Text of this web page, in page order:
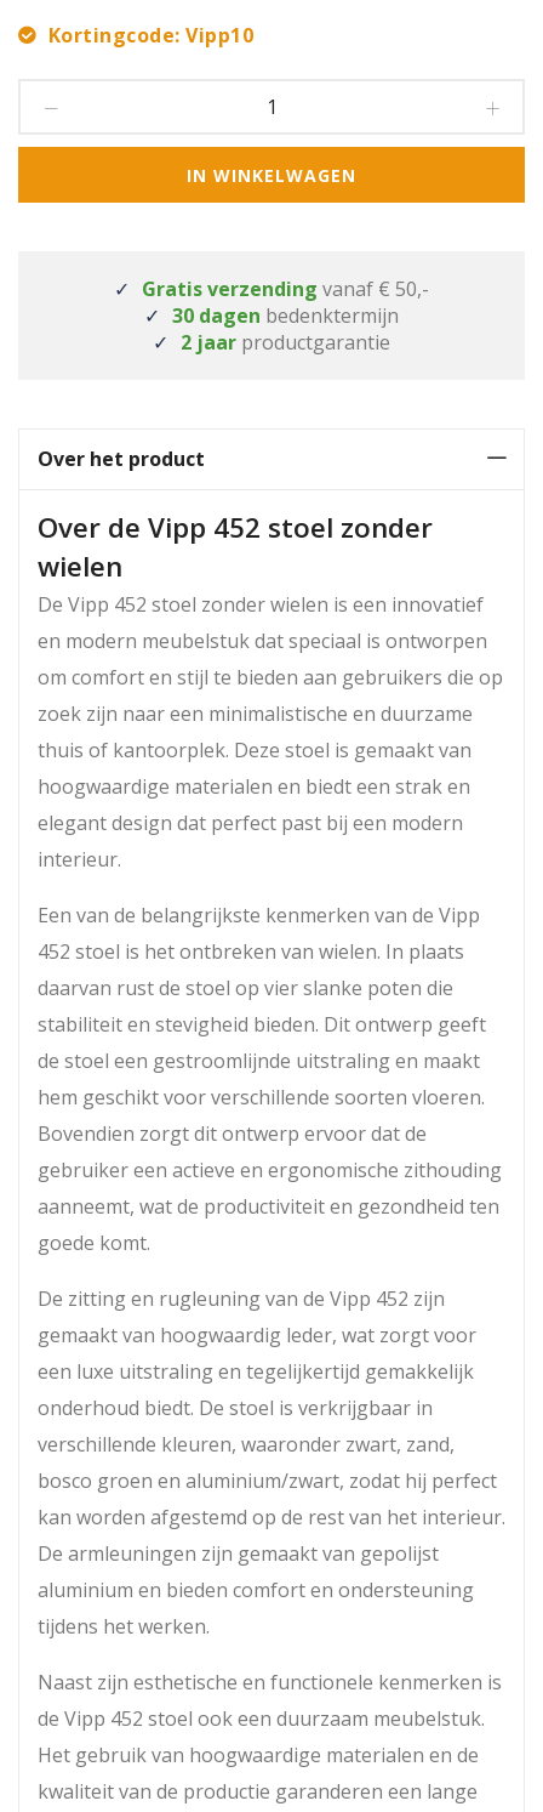
Kortingcode: Vipp10
IN WINKELWAGEN
Gratis verzending vanaf € 50,-
30 dagen bedenktermijn
2 jaar productgarantie
Over het product
Over de Vipp 452 stoel zonder
wielen
De Vipp 452 stoel zonder wielen is een innovatief
en modern meubelstuk dat speciaal is ontworpen
om comfort en stijl te bieden aan gebruikers die op
zoek zijn naar een minimalistische en duurzame
thuis of kantoorplek. Deze stoel is gemaakt van
hoogwaardige materialen en biedt een strak en
elegant design dat perfect past bij een modern
interieur.
Een van de belangrijkste kenmerken van de Vipp
452 stoel is het ontbreken van wielen. In plaats
daarvan rust de stoel op vier slanke poten die
stabiliteit en stevigheid bieden. Dit ontwerp geeft
de stoel een gestroomlijnde uitstraling en maakt
hem geschikt voor verschillende soorten vloeren.
Bovendien zorgt dit ontwerp ervoor dat de
gebruiker een actieve en ergonomische zithouding
aanneemt, wat de productiviteit en gezondheid ten
goede komt.
De zitting en rugleuning van de Vipp 452 zijn
gemaakt van hoogwaardig leder, wat zorgt voor
een luxe uitstraling en tegelijkertijd gemakkelijk
onderhoud biedt. De stoel is verkrijgbaar in
verschillende kleuren, waaronder zwart, zand,
bosco groen en aluminium/zwart, zodat hij perfect
kan worden afgestemd op de rest van het interieur.
De armleuningen zijn gemaakt van gepolijst
aluminium en bieden comfort en ondersteuning
tijdens het werken.
Naast zijn esthetische en functionele kenmerken is
de Vipp 452 stoel ook een duurzaam meubelstuk.
Het gebruik van hoogwaardige materialen en de
kwaliteit van de productie garanderen een lange